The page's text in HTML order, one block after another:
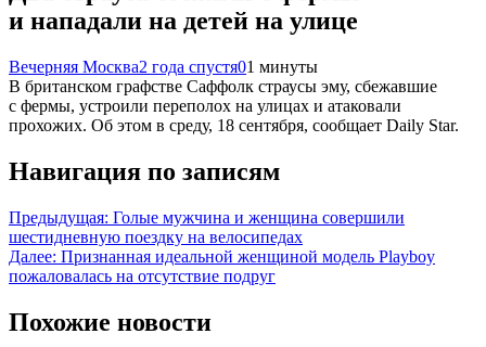
и нападали на детей на улице
Вечерняя Москва2 года спустя01 минуты
В британском графстве Саффолк страусы эму, сбежавшие
с фермы, устроили переполох на улицах и атаковали
прохожих. Об этом в среду, 18 сентября, сообщает Daily Star.
Навигация по записям
Предыдущая: Голые мужчина и женщина совершили
шестидневную поездку на велосипедах
Далее: Признанная идеальной женщиной модель Playboy
пожаловалась на отсутствие подруг
Похожие новости